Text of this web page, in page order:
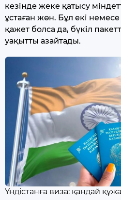
кезінде жеке қатысу
ұстаған жөн. Бұл екі
қажет болса да, бүкіл
уақытты азайтады.
Үндістанға виза: қандай